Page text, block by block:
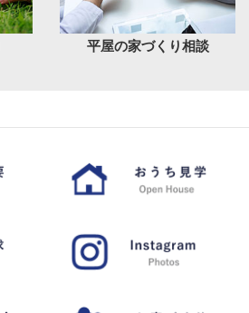
平屋の家づくり相談